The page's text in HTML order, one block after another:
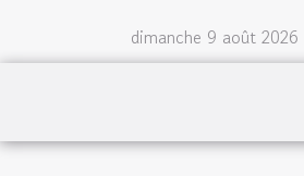
dimanche 9 août 2026